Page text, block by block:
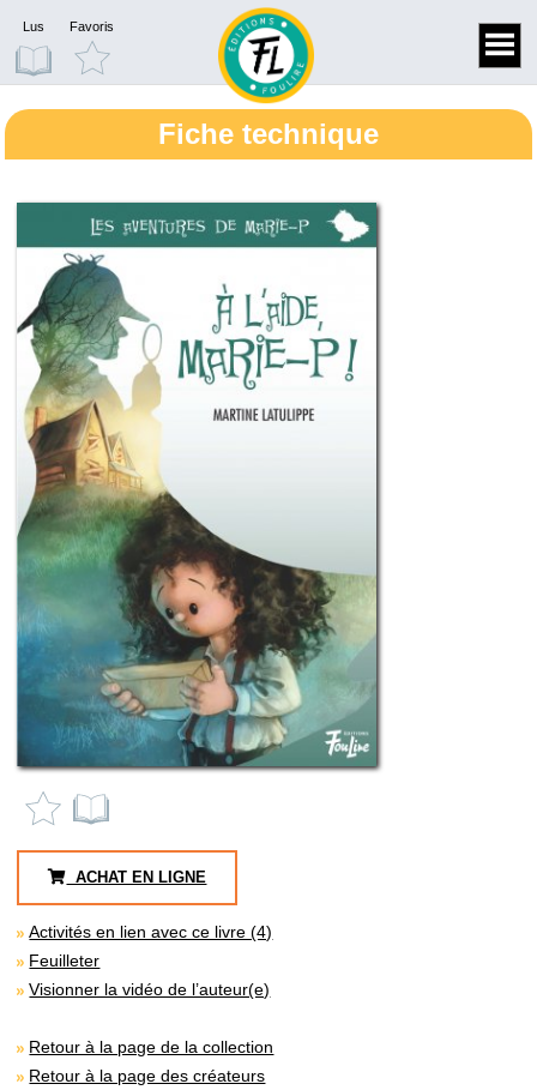
Lus Favoris
Fiche technique
ACHAT EN LIGNE
Activités en lien avec ce livre (4)
Feuilleter
Visionner la vidéo de l’auteur(e)
Retour à la page de la collection
Retour à la page des créateurs